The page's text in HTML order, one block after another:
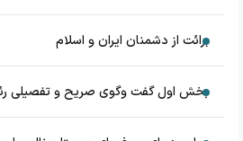
برائت از دشمنان ایران و اسلام
بخش اول گفت وگوی صریح و تفصیلی